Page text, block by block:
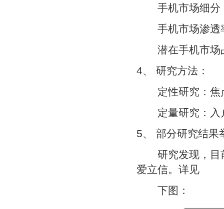
手机市场细分
手机市场渗透
潜在手机市场
4、 研究方法：
定性研究：焦
定量研究：入
5、 部分研究结果
研究发现，目前
爱立信。详见
下图：